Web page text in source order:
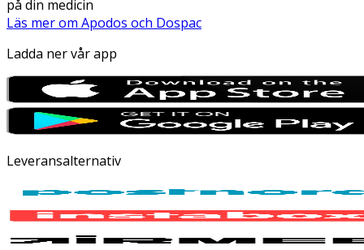
på din medicin
Läs mer om Apodos och Dospac
Ladda ner vår app
Leveransalternativ